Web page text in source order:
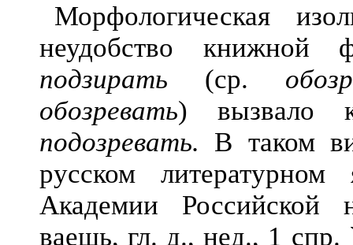
Морфологическая
неудобство книжной
подзирать (ср.
обозревать) вызвало
подозревать. В таком
русском
Академии Российской
ваешь, гл. д., нед., 1 спр.